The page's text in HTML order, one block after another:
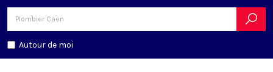
Autour de moi